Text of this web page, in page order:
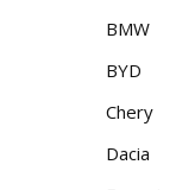
BMW
BYD
Chery
Dacia